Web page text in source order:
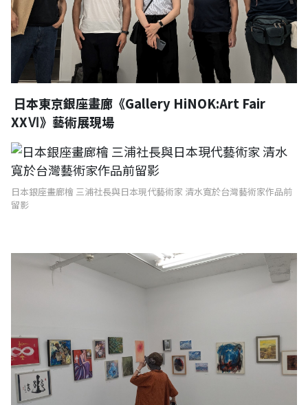
日本東京銀座畫廊《Gallery HiNOK:Art Fair
XXⅥ》藝術展現場
日本銀座畫廊檜 三浦社長與日本現代藝術家 清水寬於台灣藝術家作品前
留影